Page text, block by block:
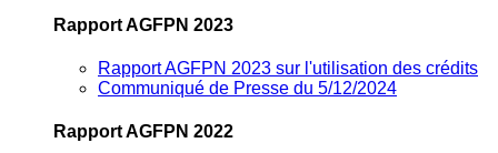
Rapport AGFPN 2023
Rapport AGFPN 2023 sur l'utilisation des crédits
Communiqué de Presse du 5/12/2024
Rapport AGFPN 2022